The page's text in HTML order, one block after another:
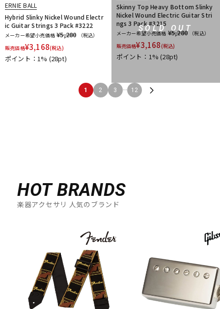
ERNIE BALL
Hybrid Slinky Nickel Wound Electr
ic Guitar Strings 3 Pack #3222
メーカー希望小売価格 ¥5,280
（税込）
販売価格¥3,168(税込)
ポイント：1% (28pt)
SOLD OUT
Skinny Top Heavy Bottom Slinky
Nickel Wound Electric Guitar Stri
ngs 3 Pack #3215
メーカー希望小売価格 ¥5,280
（税込）
販売価格¥3,168(税込)
ポイント：1%(28pt)
1 2 3 ... 12
HOT BRANDS
楽器アクセサリ 人気のブランド